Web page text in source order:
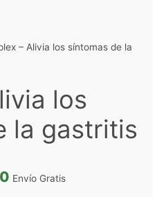
– Alivia los síntomas de la
los
la gastritis
Envío Gratis